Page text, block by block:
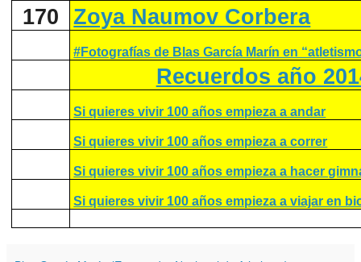
170
Zoya Naumov Corbera
#Fotografías de Blas García Marín en
Recuerdos año
Si quieres vivir 100 años empieza a andar
Si quieres vivir 100 años empieza a correr
Si quieres vivir 100 años empieza a hacer
Si quieres vivir 100 años empieza a viajar en